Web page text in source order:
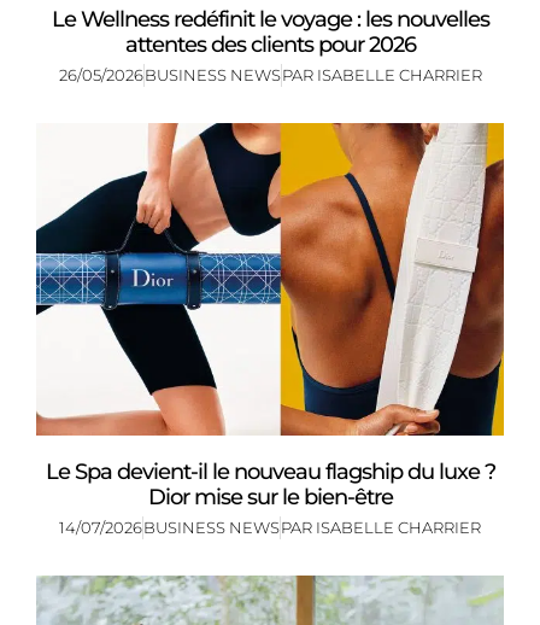
Le Wellness redéfinit le voyage : les nouvelles
attentes des clients pour 2026
26/05/2026BUSINESS NEWSPAR ISABELLE CHARRIER
Le Spa devient-il le nouveau flagship du luxe ?
Dior mise sur le bien-être
14/07/2026BUSINESS NEWSPAR ISABELLE CHARRIER